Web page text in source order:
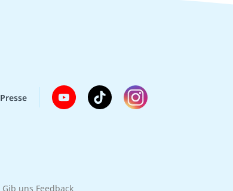
Presse
Gib uns Feedback